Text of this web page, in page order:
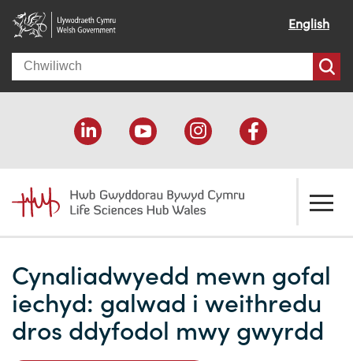
English
Search
Croeso
Ein effaith
Ein cymorth
Datblygu economaidd
Cefnogaeth cyllido
Adnoddau
Cynaliadwyedd mewn gofal
iechyd: galwad i weithredu
dros ddyfodol mwy gwyrdd